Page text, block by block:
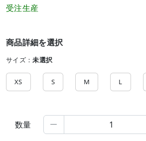
受注生産
商品詳細を選択
サイズ：未選択
XS S M L
数量 